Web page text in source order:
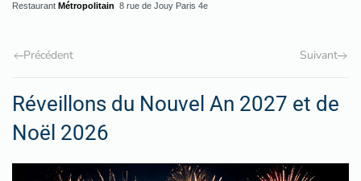
Restaurant Métropolitain 8 rue de Jouy Paris 4e
Précédent Suivant
Réveillons du Nouvel An 2027 et de
Noël 2026